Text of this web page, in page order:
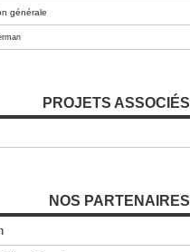
générale
PROJETS ASSOCIÉS
NOS PARTENAIRES